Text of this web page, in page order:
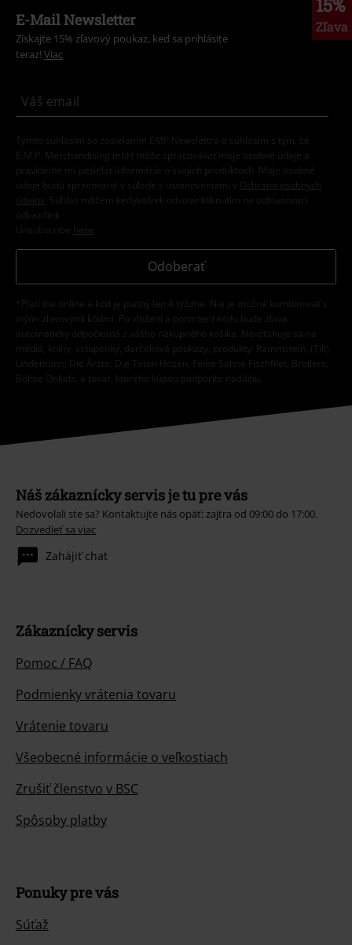
15%
Zľava
E-Mail Newsletter
Získajte 15% zľavový poukaz, keď sa prihlásite
teraz! Viac
Týmto súhlasím so zasielaním EMP Newslettra a súhlasím s tým, že
E.M.P. Merchandising mbH môže spracovávať moje osobné údaje a
pravidelne mi posielať informácie o svojich produktoch. Moje osobné
údaje budú spracované v súlade s ustanoveniami v
Ochrana osobných
údajov
. Súhlas môžem kedykoľvek odvolať kliknutím na odhlasovací
odkaz/link.
Unsubscribe here
Odoberať
*Platí iba online a kód je platný len 4 týždne. Nie je možné kombinovať s
inými zľavovými kódmi. Po vložení a potvrdení kódu bude zľava
automaticky odpočítaná z vášho nákupného košíka. Nevzťahuje sa na
médiá, knihy, vstupenky, darčekové poukazy, produkty: Rammstein, (Till)
Lindemann, Die Ärzte, Die Toten Hosen, Feine Sahne Fischfilet, Broilers,
Böhse Onkelz, a tovar, ktorého kúpou podporíte nadáciu.
Náš zákaznícky servis je tu pre vás
Nedovolali ste sa? Kontaktujte nás opäť: zajtra od 09:00 do 17:00.
Dozvedieť sa viac
Zahájiť chat
Zákaznícky servis
Pomoc / FAQ
Podmienky vrátenia tovaru
Vrátenie tovaru
Všeobecné informácie o veľkostiach
Zrušiť členstvo v BSC
Spôsoby platby
Ponuky pre vás
Súťaž